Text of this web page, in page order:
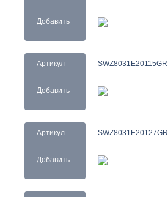
Добавить
Артикул
Добавить
SWZ8031E20115GR
Артикул
Добавить
SWZ8031E20127GR